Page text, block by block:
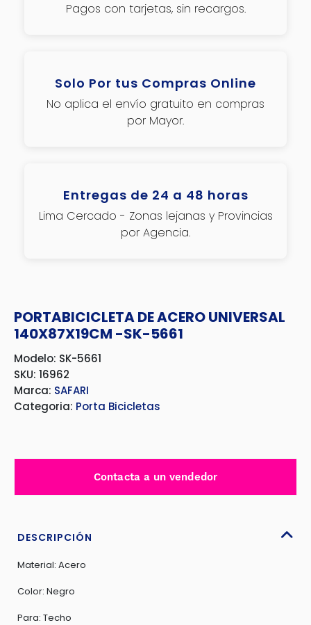
Pagos con tarjetas, sin recargos.
Solo Por tus Compras Online
No aplica el envío gratuito en compras
por Mayor.
Entregas de 24 a 48 horas
Lima Cercado - Zonas lejanas y Provincias
por Agencia.
PORTABICICLETA DE ACERO UNIVERSAL
140X87X19CM -SK-5661
Modelo: SK-5661
SKU: 16962
Marca: SAFARI
Categoria: Porta Bicicletas
Contacta a un vendedor
DESCRIPCIÓN
Material: Acero
Color: Negro
Para: Techo